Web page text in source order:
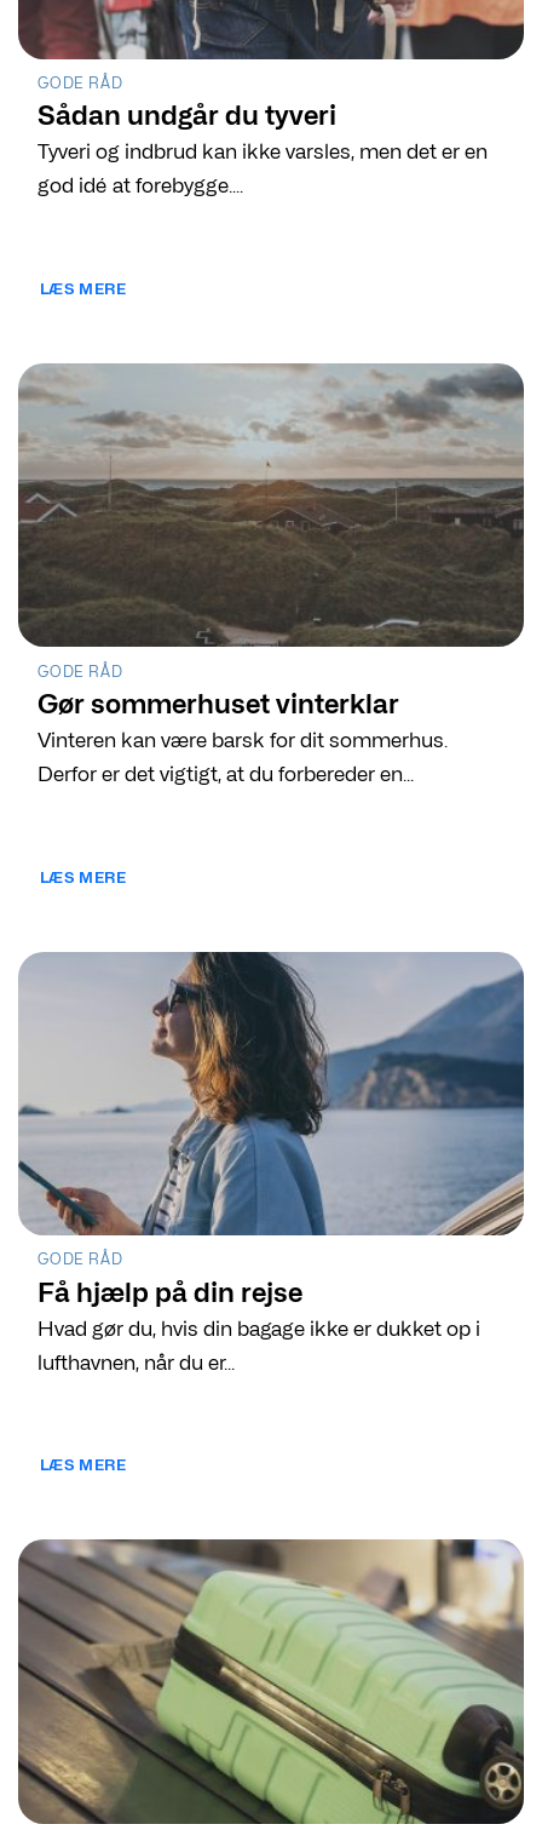
GODE RÅD
Sådan undgår du tyveri
Tyveri og indbrud kan ikke varsles, men det er en
god idé at forebygge....
LÆS MERE
GODE RÅD
Gør sommerhuset vinterklar
Vinteren kan være barsk for dit sommerhus.
Derfor er det vigtigt, at du forbereder en...
LÆS MERE
GODE RÅD
Få hjælp på din rejse
Hvad gør du, hvis din bagage ikke er dukket op i
lufthavnen, når du er...
LÆS MERE